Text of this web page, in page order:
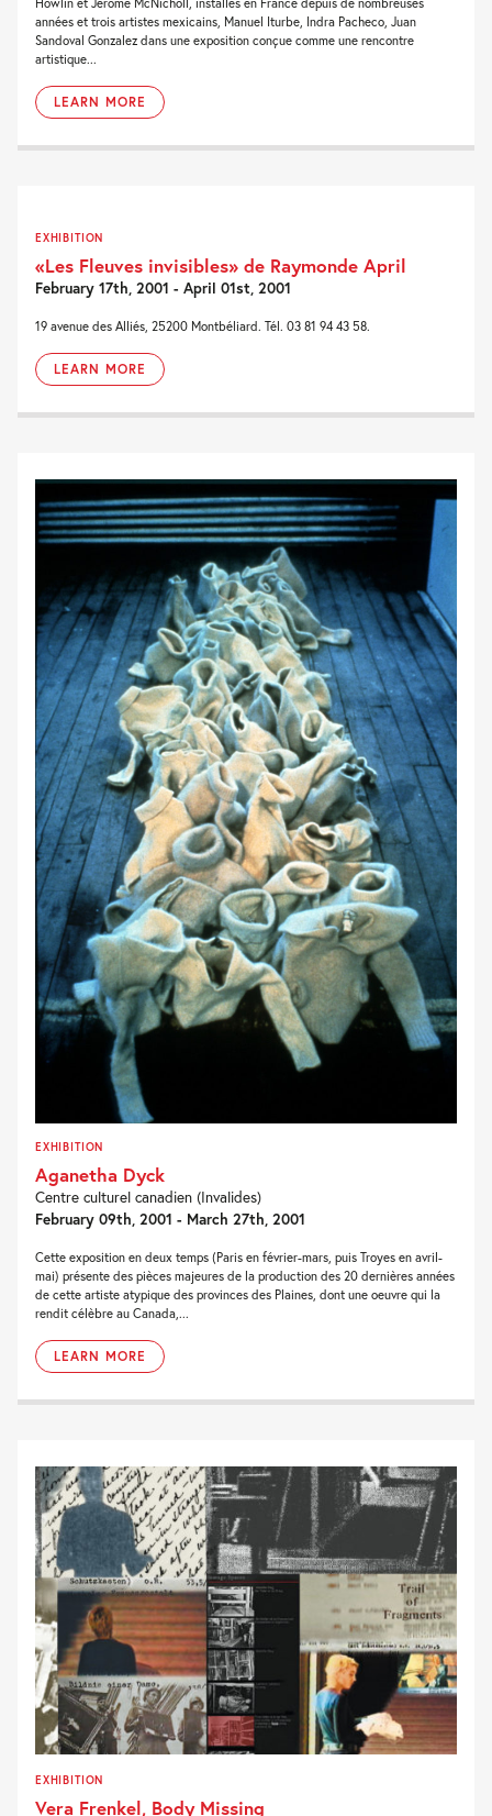
années et trois artistes mexicains, Manuel Iturbe, Indra Pacheco, Juan
Sandoval Gonzalez dans une exposition conçue comme une rencontre
artistique...
LEARN MORE
EXHIBITION
«Les Fleuves invisibles» de Raymonde April
February 17th, 2001 - April 01st, 2001
19 avenue des Alliés, 25200 Montbéliard. Tél. 03 81 94 43 58.
LEARN MORE
EXHIBITION
Aganetha Dyck
Centre culturel canadien (Invalides)
February 09th, 2001 - March 27th, 2001
Cette exposition en deux temps (Paris en février-mars, puis Troyes en avril-
mai) présente des pièces majeures de la production des 20 dernières années
de cette artiste atypique des provinces des Plaines, dont une oeuvre qui la
rendit célèbre au Canada,...
LEARN MORE
EXHIBITION
Vera Frenkel, Body Missing